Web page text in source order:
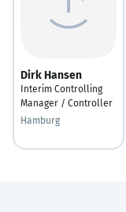
Dirk Hansen
Interim Controlling
Manager / Controller
Hamburg